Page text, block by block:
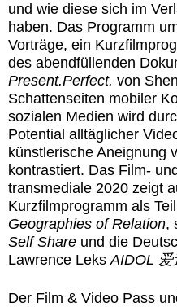
und wie diese sich im
haben. Das Programm
Vorträge, ein
des abendfüllenden
Present.Perfect. von
Schattenseiten mobiler
sozialen Medien wird
Potential alltäglicher
künstlerische Aneignung
kontrastiert. Das Film-
transmediale 2020 zeigt
Kurzfilmprogramm als
Geographies of Relation,
Self Share und die
Lawrence LeksAIDOL 爱
Der Film & Video Pass